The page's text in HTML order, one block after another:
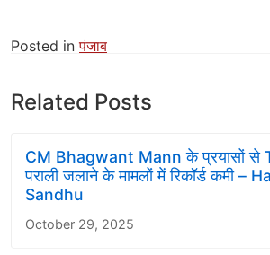
Posted inपंजाब
Related Posts
CM Bhagwant Mann के प्रयासों से
पराली जलाने के मामलों में रिकॉर्ड कमी –
Sandhu
October 29, 2025